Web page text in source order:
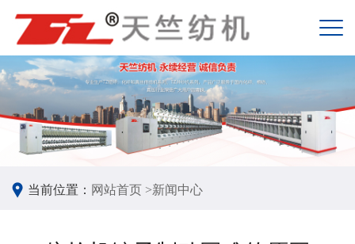
当前位置： 网站首页 >新闻中心